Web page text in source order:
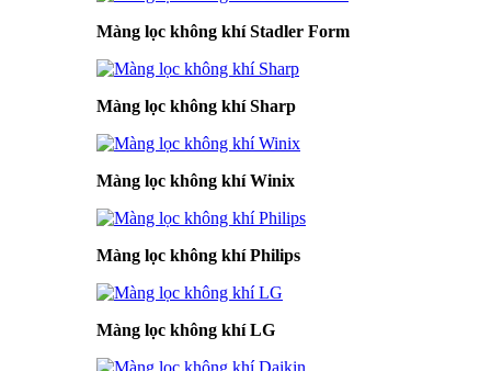
Màng lọc không khí Stadler Form
Màng lọc không khí Sharp
Màng lọc không khí Winix
Màng lọc không khí Philips
Màng lọc không khí LG